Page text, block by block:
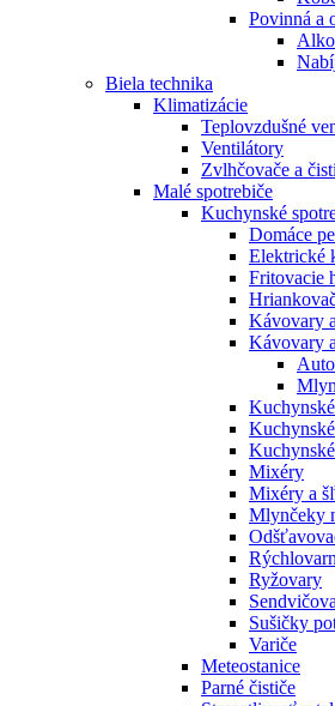
Povinná a
Biela technika
Klimatizácie
Teplovzdušné
Ventilátory
Zvlhčovače a
Malé spotrebiče
Kuchynské
Domáce
Elektrické
Fritovacie
Kávovary
Kávovary
Mixéry
Mixéry a
Mlynčeky
Ryžovary
Sušičky
Variče
Meteostanice
Parné čističe